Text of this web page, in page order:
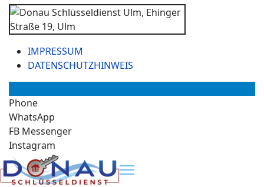
IMPRESSUM
DATENSCHUTZHINWEIS
Phone
WhatsApp
FB Messenger
Instagram